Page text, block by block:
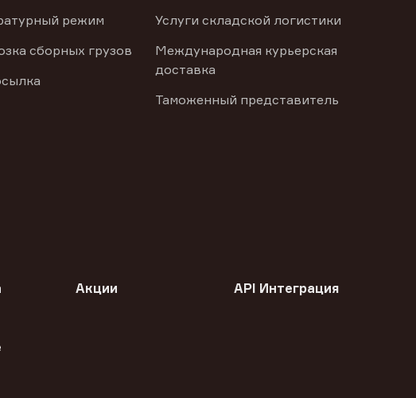
режим
сборных грузов
Услуги складской логистики
Международная курьерская
доставка
Таможенный представитель
Акции API Интеграция